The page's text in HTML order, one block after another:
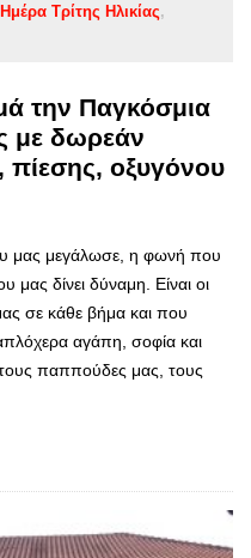
Τρίτης Ηλικίας
την Παγκόσμια
με δωρεάν
πίεσης, οξυγόνου
μας μεγάλωσε, η φωνή που
μας δίνει δύναμη. Είναι οι
σε κάθε βήμα και που
αγάπη, σοφία και
τους παππούδες μας, τους